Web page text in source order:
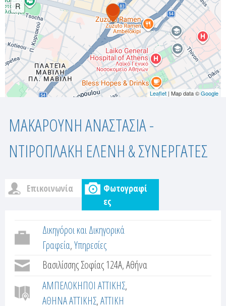
R
Leaflet | Map data ©Google
ΜΑΚΑΡΟΥΝΗ ΑΝΑΣΤΑΣΙΑ -
ΝΤΙΡΟΠΛΑΚΗ ΕΛΕΝΗ & ΣΥΝΕΡΓΑΤΕΣ
Επικοινωνία
γ
κ
Φωτογραφί
ες
Δικηγόροι και Δικηγορικά
Γραφεία Υπηρεσίες
Βασιλίσσης Σοφίας 124Α, Αθήνα
ΑΜΠΕΛΟΚΗΠΟΙ ΑΤΤΙΚΗΣ
ΑΘΗΝΑ ΑΤΤΙΚΗΣ ΑΤΤΙΚΗ